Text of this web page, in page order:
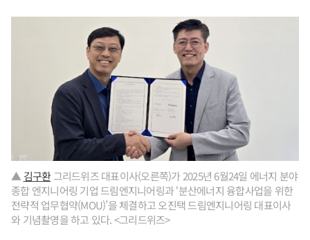
▲김구환그리드위즈 대표이사(오른쪽)가 2025년 6월24일 에너지 분야
종합 엔지니어링 기업 드림엔지니어링과 ‘분산에너지 융합사업을 위한
전략적 업무협약(MOU)’을 체결하고 오진택 드림엔지니어링 대표이사
와 기념촬영을 하고 있다. <그리드위즈>